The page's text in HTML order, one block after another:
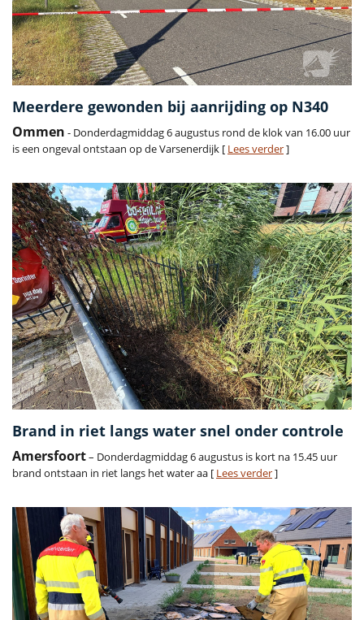
Meerdere gewonden bij aanrijding op N340
Ommen - Donderdagmiddag 6 augustus rond de klok van 16.00 uur
is een ongeval ontstaan op de Varsenerdijk [ Lees verder]
Brand in riet langs water snel onder controle
Amersfoort– Donderdagmiddag 6 augustus is kort na 15.45 uur
brand ontstaan in riet langs het water aa [ Lees verder]